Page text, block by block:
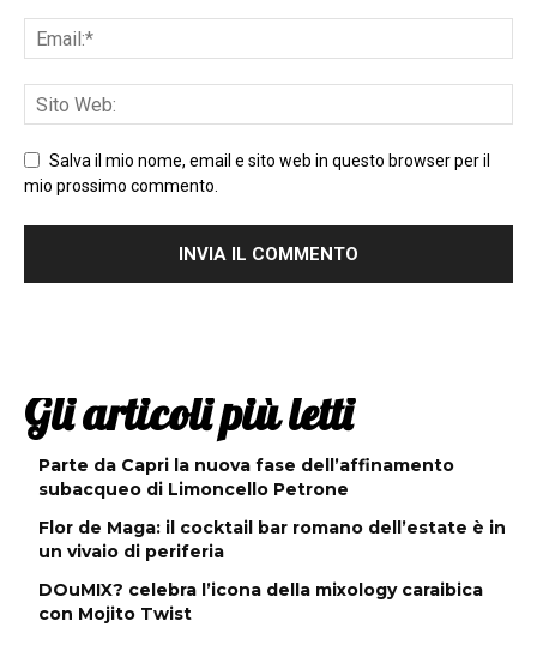
Salva il mio nome, email e sito web in questo browser per il
mio prossimo commento.
Gli articoli più letti
Parte da Capri la nuova fase dell’affinamento
subacqueo di Limoncello Petrone
Flor de Maga: il cocktail bar romano dell’estate è in
un vivaio di periferia
DOuMIX? celebra l’icona della mixology caraibica
con Mojito Twist